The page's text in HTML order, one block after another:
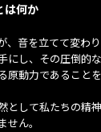
は何か
、音を立てて変わり
にし、その圧倒的
原動力であること
として私たちの精
ん。